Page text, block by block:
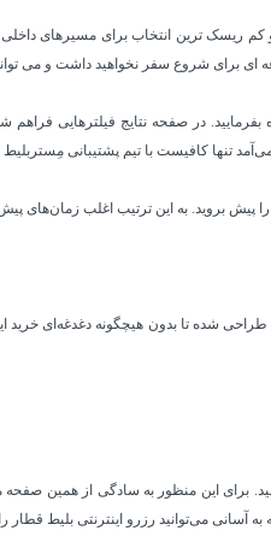
ریسک ترین انتخاب برای مسیرهای
ای برای شروع سفر نخواهید داشت و می
در صفحه نتایج فیلترهایی فراهم شده
تنها کافیست با تیم پشتیبانی
پیش بروید. به این ترتیب اغلب زمان‌های
شده تا بدون هیچگونه دغدغه‌ای خرید
این منظور به سادگی از همین صفحه
می‌توانید رزرو اینترنتی بلیط قطار را